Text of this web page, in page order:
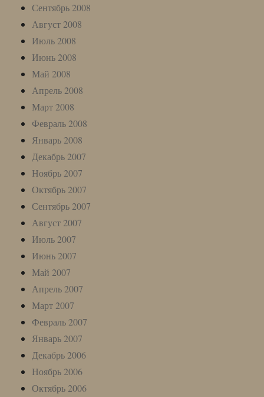
Сентябрь 2008
Август 2008
Июль 2008
Июнь 2008
Май 2008
Апрель 2008
Март 2008
Февраль 2008
Январь 2008
Декабрь 2007
Ноябрь 2007
Октябрь 2007
Сентябрь 2007
Август 2007
Июль 2007
Июнь 2007
Май 2007
Апрель 2007
Март 2007
Февраль 2007
Январь 2007
Декабрь 2006
Ноябрь 2006
Октябрь 2006